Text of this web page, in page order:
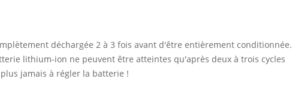
déchargée 2 à 3 fois avant d'être entièrement conditionnée.
lithium-ion ne peuvent être atteintes qu'après deux à trois cycles
jamais à régler la batterie !